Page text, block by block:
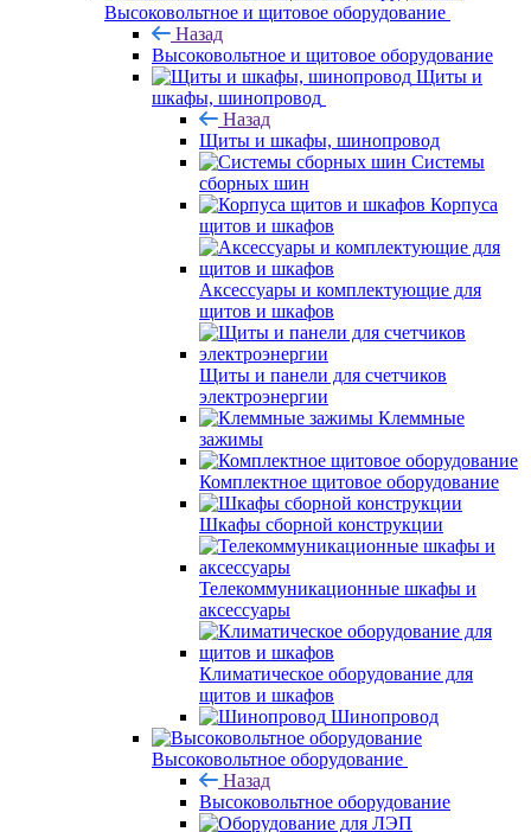
Высоковольтное и щитовое оборудование
Назад
Высоковольтное и щитовое оборудование
Щиты и
шкафы, шинопровод
Назад
Щиты и шкафы, шинопровод
Системы
сборных шин
Корпуса
щитов и шкафов
Аксессуары и комплектующие для
щитов и шкафов
Щиты и панели для счетчиков
электроэнергии
Клеммные
зажимы
Комплектное щитовое оборудование
Шкафы сборной конструкции
Телекоммуникационные шкафы и
аксессуары
Климатическое оборудование для
щитов и шкафов
Шинопровод
Высоковольтное оборудование
Назад
Высоковольтное оборудование